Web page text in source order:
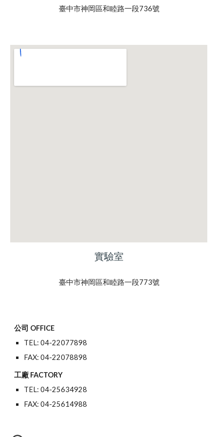
臺中市神岡區和睦路一段736號
實驗室
臺中市神岡區和睦路一段773號
公司 OFFICE
TEL: 04-22077898
FAX: 04-22078898
工廠 FACTORY
TEL: 04-25634928
FAX: 04-25614988